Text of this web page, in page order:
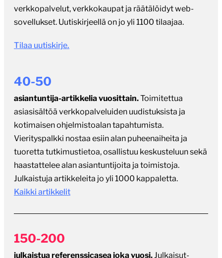
verkkopalvelut, verkkokaupat ja räätälöidyt web-
sovellukset. Uutiskirjeellä on jo yli 1100 tilaajaa.
Tilaa uutiskirje.
40-50
asiantuntija-artikkelia vuosittain.Toimitettua
asiasisältöä verkkopalveluiden uudistuksista ja
kotimaisen ohjelmistoalan tapahtumista.
Vierityspalkki nostaa esiin alan puheenaiheita ja
tuoretta tutkimustietoa, osallistuu keskusteluun sekä
haastattelee alan asiantuntijoita ja toimistoja.
Julkaistuja artikkeleita jo yli 1000 kappaletta.
Kaikki artikkelit
150-200
julkaistua referenssicasea joka vuosi.Julkaisut-